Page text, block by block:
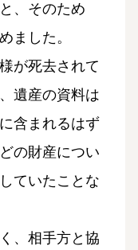
、そのため
ました。
が死去されて
遺産の資料は
含まれるはず
の財産につい
ていたことな
、相手方と協